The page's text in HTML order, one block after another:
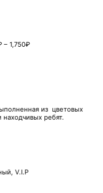
– 1,750₽
из цветовых
ребят.
V.I.P